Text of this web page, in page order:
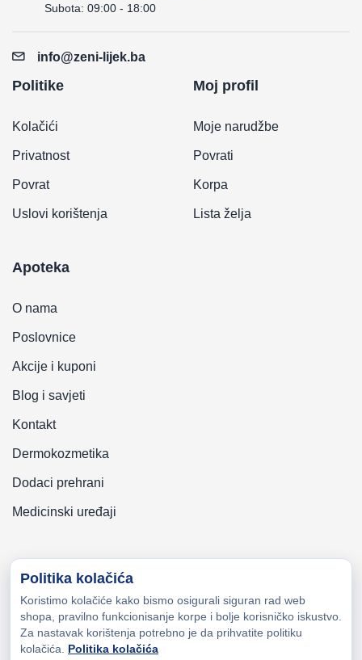
Subota: 09:00 - 18:00
info@zeni-lijek.ba
Politike
Kolačići
Privatnost
Povrat
Uslovi korištenja
Moj profil
Moje narudžbe
Povrati
Korpa
Lista želja
Apoteka
O nama
Poslovnice
Akcije i kuponi
Blog i savjeti
Kontakt
Dermokozmetika
Dodaci prehrani
Medicinski uređaji
Copyright © 2026 Zeni-Lijek Apoteka. Sva prava zadržana
Politika kolačića
Koristimo kolačiće kako bismo osigurali siguran rad web
shopa, pravilno funkcionisanje korpe i bolje korisničko iskustvo.
Za nastavak korištenja potrebno je da prihvatite politiku
kolačića. Politika kolačića